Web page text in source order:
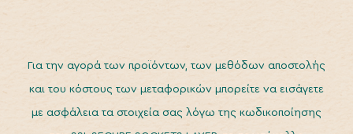
Για την αγορά των προϊόντων, των μεθόδων αποστολής
και του κόστους των μεταφορικών μπορείτε να εισάγετε
με ασφάλεια τα στοιχεία σας λόγω της κωδικοποίησης